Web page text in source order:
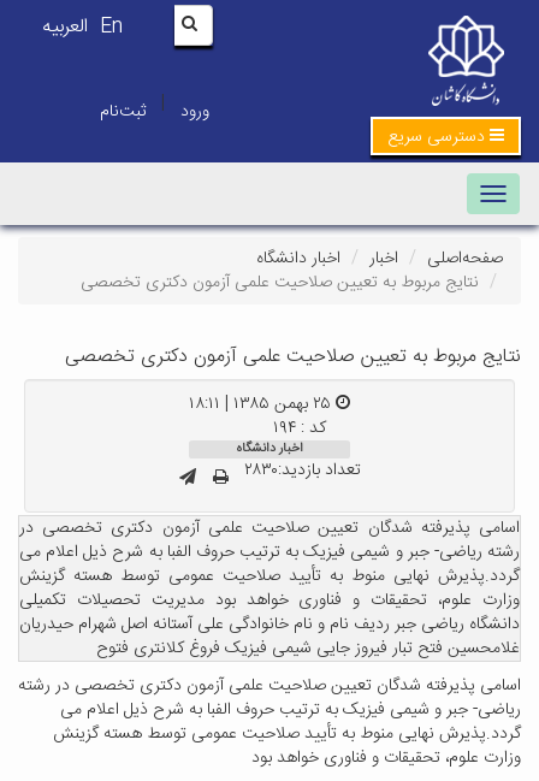
En العربیه
ورود | ثبت‌نام
دسترسی سریع
Toggle navigation
صفحه‌اصلی اخبار
اخبار دانشگاه
نتایج مربوط به تعیین صلاحیت علمی آزمون دکتری تخصصی
نتایج مربوط به تعیین صلاحیت علمی آزمون دکتری تخصصی
کد : ۱۹۴
اخبار دانشگاه
تعداد بازدید:۲۸۳۰
اسامی پذیرفته شدگان تعیین صلاحیت علمی آزمون دکتری تخصصی در
رشته ریاضی- جبر و شیمی فیزیک به ترتیب حروف الفبا به شرح ذیل اعلام می
گردد.پذیرش نهایی منوط به تأیید صلاحیت عمومی توسط هسته گزینش
وزارت علوم، تحقیقات و فناوری خواهد بود مدیریت تحصیلات تکمیلی
دانشگاه ریاضی جبر ردیف نام و نام خانوادگی علی آستانه اصل شهرام حیدریان
غلامحسین فتح تبار فیروز جایی شیمی فیزیک فروغ کلانتری فتوح
اسامی پذیرفته شدگان تعیین صلاحیت علمی آزمون دکتری تخصصی در رشته
ریاضی- جبر و شیمی فیزیک به ترتیب حروف الفبا به شرح ذیل اعلام می
گردد.پذیرش نهایی منوط به تأیید صلاحیت عمومی توسط هسته گزینش
وزارت علوم، تحقیقات و فناوری خواهد بود